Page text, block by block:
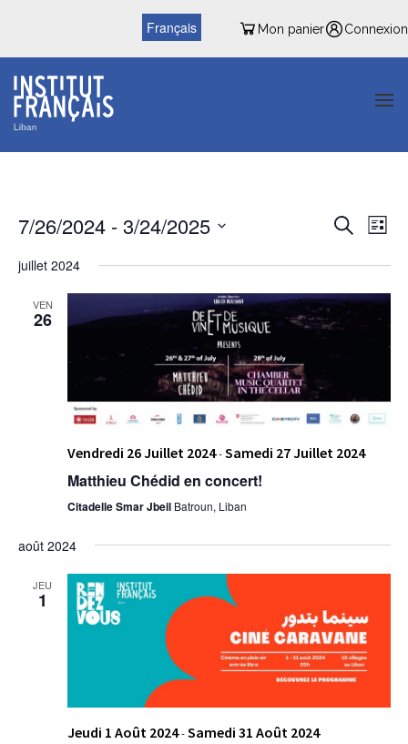
Mon panier Connexion
Français
et
de
Recherche
Liste
7/26/2024 - 3/24/2025
une
juillet 2024
VEN
26
Vendredi 26 Juillet 2024-Samedi 27 Juillet 2024
Matthieu Chédid en concert!
Citadelle Smar Jbeil Batroun, Liban
août 2024
JEU
1
Jeudi 1 Août 2024-Samedi 31 Août 2024